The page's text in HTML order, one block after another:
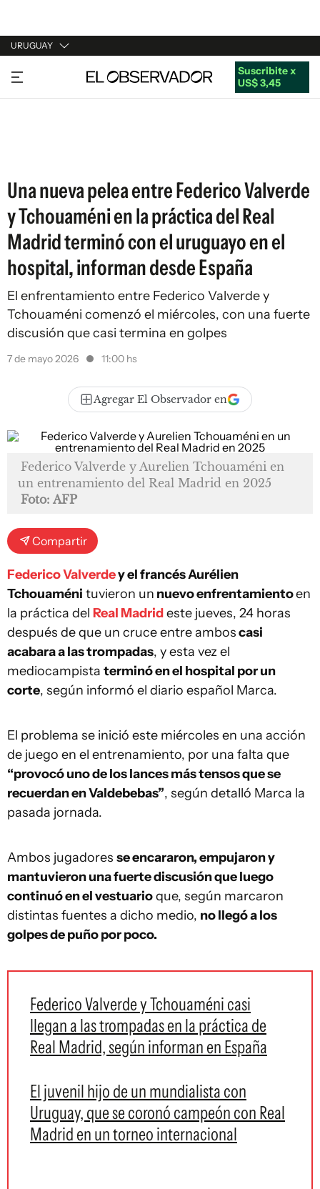
URUGUAY
URUGUAY
ARGENTINA
Suscribite x
US$ 3,45
Una nueva pelea entre Federico Valverde
y Tchouaméni en la práctica del Real
Madrid terminó con el uruguayo en el
hospital, informan desde España
El enfrentamiento entre Federico Valverde y
Tchouaméni comenzó el miércoles, con una fuerte
discusión que casi termina en golpes
7 de mayo 2026 11:00 hs
Agregar El Observador en
Federico Valverde y Aurelien Tchouaméni en
un entrenamiento del Real Madrid en 2025
Foto: AFP
Compartir
Federico Valverdey el francés Aurélien
Tchouaméni tuvieron un nuevo enfrentamientoen
la práctica del Real Madrideste jueves, 24 horas
después de que un cruce entre amboscasi
acabara a las trompadas, y esta vez el
mediocampista terminó en el hospital por un
corte, según informó el diario español Marca.
El problema se inició este miércoles en una acción
de juego en el entrenamiento, por una falta que
“provocó uno de los lances más tensos que se
recuerdan en Valdebebas”, según detalló Marca la
pasada jornada.
Ambos jugadores se encararon, empujaron y
mantuvieron una fuerte discusión que luego
continuó en el vestuarioque, según marcaron
distintas fuentes a dicho medio, no llegó a los
golpes de puño por poco.
Federico Valverde y Tchouaméni casi
llegan a las trompadas en la práctica de
Real Madrid, según informan en España
El juvenil hijo de un mundialista con
Uruguay, que se coronó campeón con Real
Madrid en un torneo internacional